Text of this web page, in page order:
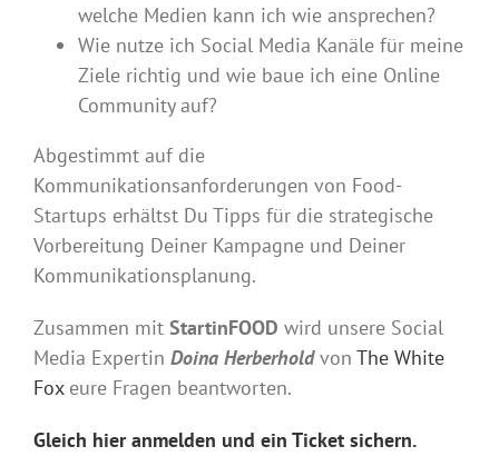
welche Medien kann ich wie ansprechen?
Wie nutze ich Social Media Kanäle für meine
Ziele richtig und wie baue ich eine Online
Community auf?
Abgestimmt auf die
Kommunikationsanforderungen von Food-
Startups erhältst Du Tipps für die strategische
Vorbereitung Deiner Kampagne und Deiner
Kommunikationsplanung.
Zusammen mit StartinFOOD wird unsere Social
Media Expertin Doina Herberhold von The White
Fox eure Fragen beantworten.
Gleich hier anmelden und ein Ticket sichern.